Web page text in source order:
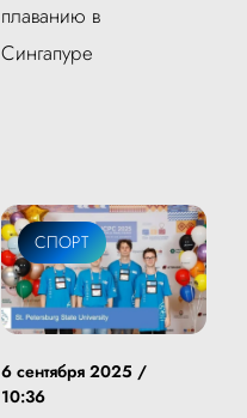
плаванию в
Сингапуре
СПОРТ
6 сентября 2025 /
10:36